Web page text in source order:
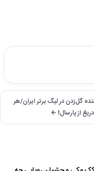
گل‌زدن در لیگ برتر ایران/هر
از پارسال! ←